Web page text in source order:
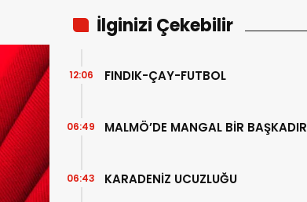
İlginizi Çekebilir
FINDIK-ÇAY-FUTBOL
12:06
MALMÖ’DE MANGAL BİR BAŞKADIR
06:49
KARADENİZ UCUZLUĞU
06:43